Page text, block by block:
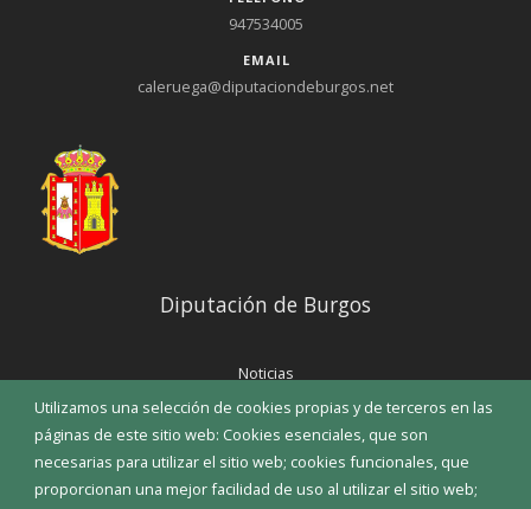
Utilizamos una selección de cookies propias y de terceros en las
páginas de este sitio web: Cookies esenciales, que son
necesarias para utilizar el sitio web; cookies funcionales, que
proporcionan una mejor facilidad de uso al utilizar el sitio web;
947534005
EMAIL
caleruega@diputaciondeburgos.net
Diputación de Burgos
Noticias
Eventos
Corporación Municipal
Teléfonos de interés